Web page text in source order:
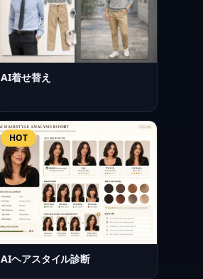
AI着せ替え
HOT
AIヘアスタイル診断